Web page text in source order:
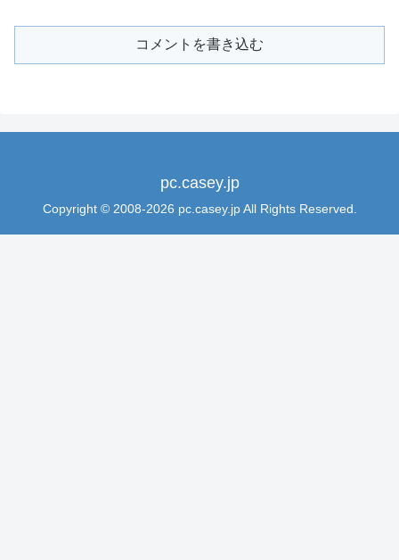
コメントを書き込む
pc.casey.jp
Copyright © 2008-2026 pc.casey.jp All Rights Reserved.